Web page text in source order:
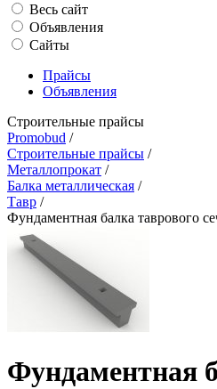
Весь сайт
Объявления
Сайты
Прайсы
Объявления
Строительные прайсы
Promobud /
Строительные прайсы /
Металлопрокат /
Балка металлическая /
Тавр /
Фундаментная балка таврового
Фундаментная